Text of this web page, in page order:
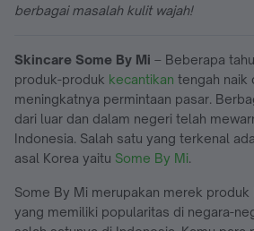
berbagai masalah kulit wajah!
Skincare Some By Mi – Beberapa
produk-produk kecantikan tengah naik
meningkatnya permintaan pasar.
dari luar dan dalam negeri telah
Indonesia. Salah satu yang terkenal
asal Korea yaitu Some By Mi.
Some By Mi merupakan merek produk
yang memiliki popularitas di negara-